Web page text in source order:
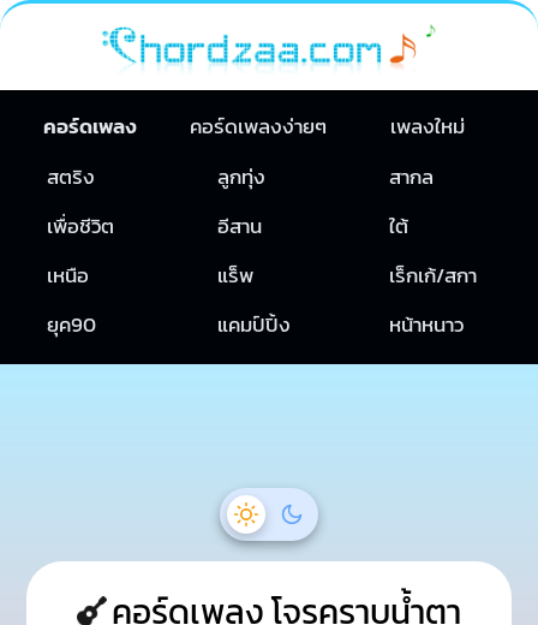
คอร์ดเพลง คอร์ดเพลงง่ายๆ
เพลงใหม่
สตริง
ลูกทุ่ง
สากล
เพื่อชีวิต
อีสาน
ใต้
เหนือ
แร็พ
เร็กเก้/สกา
ยุค90
แคมป์ปิ้ง หน้าหนาว
คอร์ดเพลง โจรคราบน้ำตา